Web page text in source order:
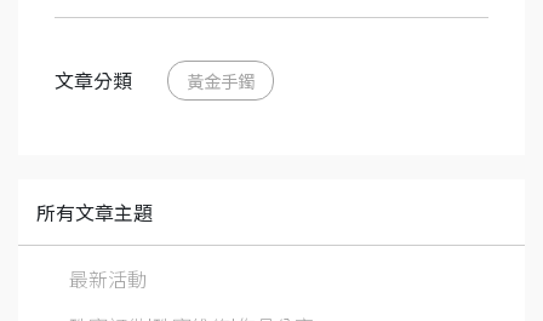
文章分類 黃金手鐲
所有文章主題
最新活動